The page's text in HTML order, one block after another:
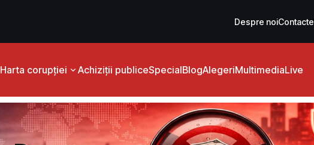
Despre noiContacte
Harta corupției Achiziții publiceSpecialBlogAlegeriMultimediaLive